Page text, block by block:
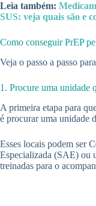
Leia também:
SUS: veja quais são e
Como conseguir PrEP
Veja o passo a passo
1. Procure uma unidade
A primeira etapa para
é procurar uma unidade
Esses locais podem ser
Especializada (SAE) ou
treinadas para o